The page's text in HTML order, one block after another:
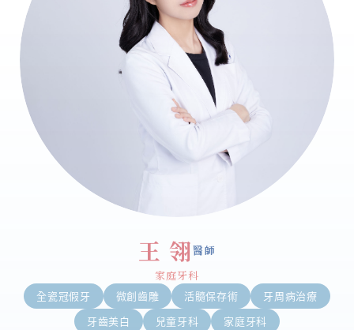
王 翎醫師
家庭牙科
全瓷冠假牙 微創齒雕 活髓保存術
牙周病治療
牙齒美白
兒童牙科 家庭牙科